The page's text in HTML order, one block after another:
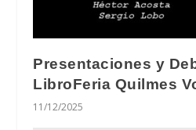
Presentaciones y
LibroFeria Quilmes
11/12/2025